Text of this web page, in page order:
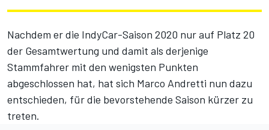
Nachdem er die IndyCar-Saison 2020 nur auf Platz 20
der Gesamtwertung und damit als derjenige
Stammfahrer mit den wenigsten Punkten
abgeschlossen hat, hat sich Marco Andretti nun dazu
entschieden, für die bevorstehende Saison kürzer zu
treten.